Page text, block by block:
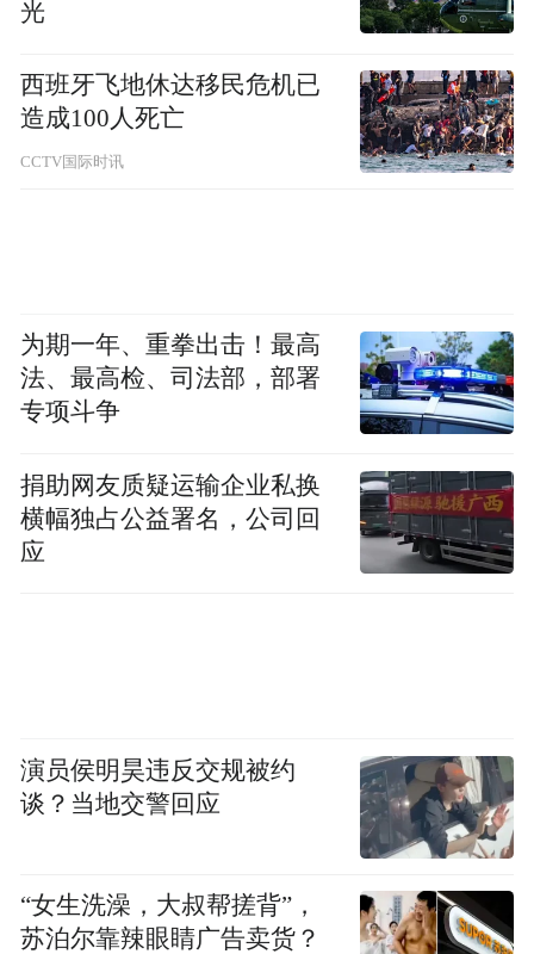
光
西班牙飞地休达移民危机已
造成100人死亡
CCTV国际时讯
为期一年、重拳出击！最高
法、最高检、司法部，部署
专项斗争
捐助网友质疑运输企业私换
横幅独占公益署名，公司回
应
演员侯明昊违反交规被约
谈？当地交警回应
“女生洗澡，大叔帮搓背”，
苏泊尔靠辣眼睛广告卖货？